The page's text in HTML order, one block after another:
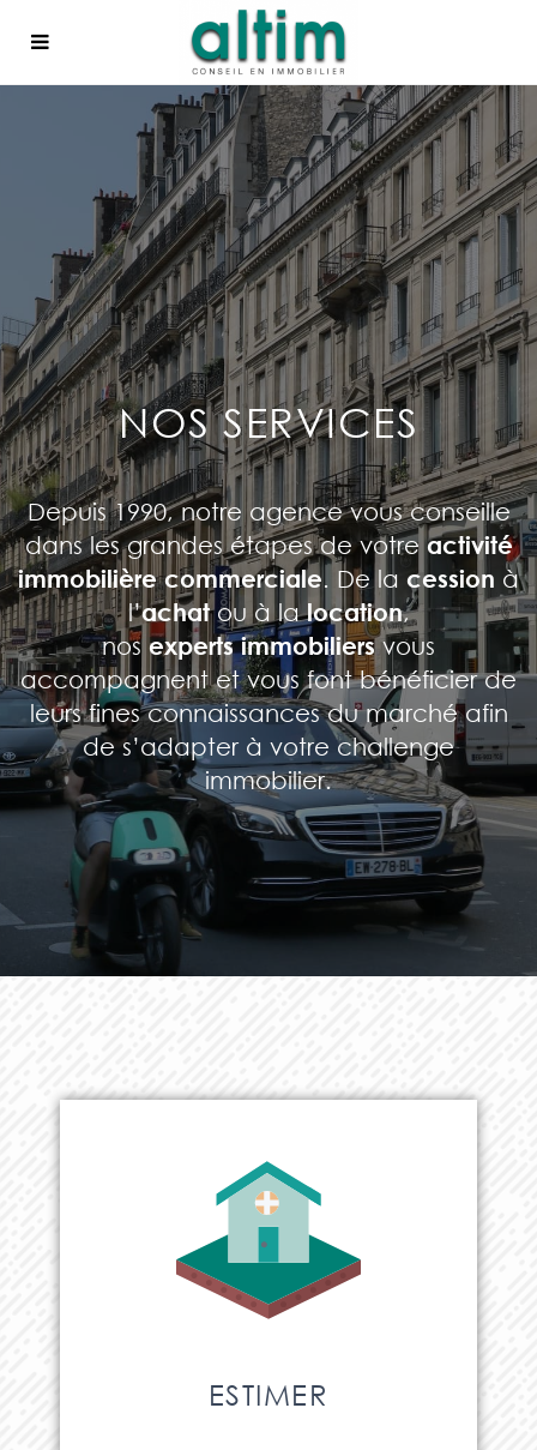
NOS SERVICES
Depuis 1990, notre agence vous conseille
dans les grandes étapes de votre activité
immobilière commerciale. De la cession à
l’achatou à lalocation,
nos experts immobiliersvous
accompagnent et vous font bénéficier de
leurs fines connaissances du marché afin
de s’adapter à votre challenge
immobilier.
ESTIMER